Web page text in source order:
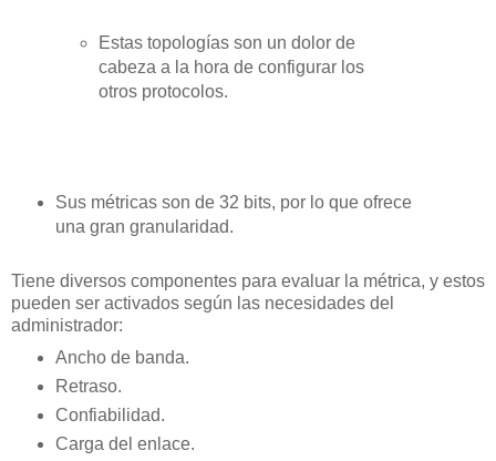
Estas topologías son un dolor de
cabeza a la hora de configurar los
otros protocolos.
Sus métricas son de 32 bits, por lo que ofrece
una gran granularidad.
Tiene diversos componentes para evaluar la métrica, y estos
pueden ser activados según las necesidades del
administrador:
Ancho de banda.
Retraso.
Confiabilidad.
Carga del enlace.